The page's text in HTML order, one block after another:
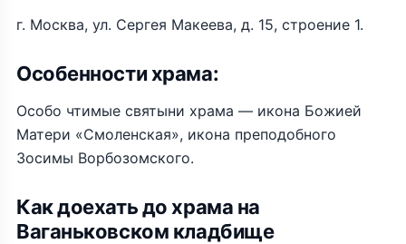
г. Москва, ул. Сергея Макеева, д. 15, строение 1.
Особенности храма:
Особо чтимые святыни храма — икона Божией
Матери «Смоленская», икона преподобного
Зосимы Ворбозомского.
Как доехать до храма на
Ваганьковском кладбище